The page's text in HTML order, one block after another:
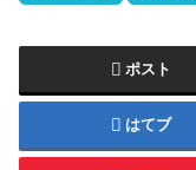
ポスト
はてブ